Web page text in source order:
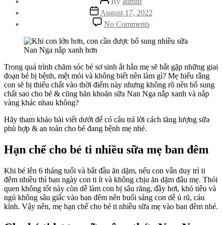
author
Post
date
August 17, 2022
No Commentson
Nan
Nga
nắp
và
nắp
xanh
mách
tăng
cho
bé
sinh
đang
bệnh
an
toàn
Trong quá trình chăm sóc bé sơ sinh ắt hẳn mẹ sẽ bắt gặp những giai
đoạn bé bị bệnh, mệt mỏi và không biết nên làm gì? Mẹ hiểu rằng
con sẽ bị thiếu chất vào thời điểm này nhưng không rõ nên bổ sung
chất sao cho bé & cũng băn khoăn sữa Nan Nga nắp xanh và nắp
vàng khác nhau không?
Hãy tham khảo bài viết dưới để có câu trả lời cách tăng lượng sữa
phù hợp & an toàn cho bé đang bệnh mẹ nhé.
Hạn chế cho bé ti nhiều sữa mẹ ban đêm
Khi bé lên 6 tháng tuổi và bắt đầu ăn dặm, nếu con vẫn duy trì ti
đêm nhiều thì ban ngày con ti ít và không chịu ăn dặm đâu mẹ. Thói
quen không tốt này còn dễ làm con bị sâu răng, đầy hơi, khó tiêu và
ngủ không sâu giấc vào ban đêm nên buổi sáng con dễ ủ rũ, cáu
kỉnh. Vậy nên, mẹ hạn chế cho bé ti nhiều sữa mẹ vào ban đêm nhé.